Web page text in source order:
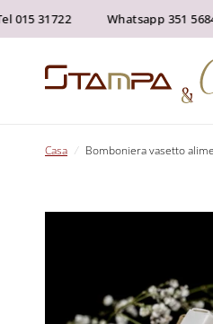
Whatsapp 351 5684172
Casa / Bomboniera vasetto